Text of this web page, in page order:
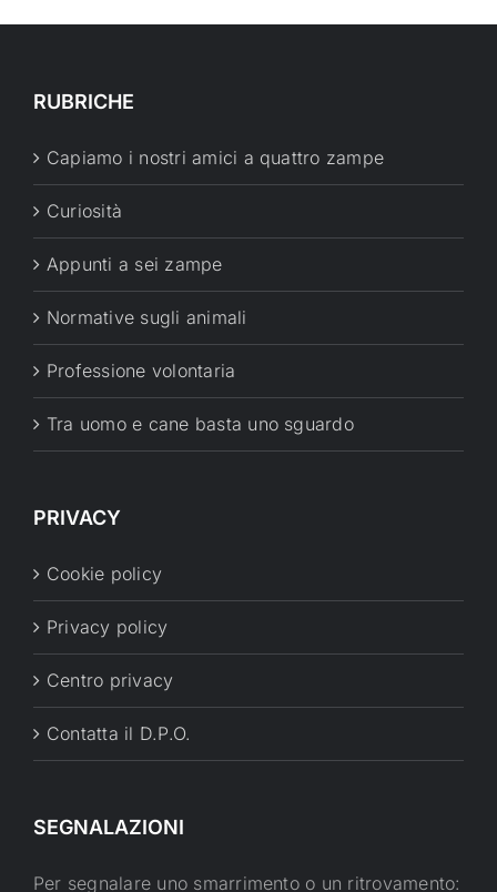
RUBRICHE
Capiamo i nostri amici a quattro zampe
Curiosità
Appunti a sei zampe
Normative sugli animali
Professione volontaria
Tra uomo e cane basta uno sguardo
PRIVACY
Cookie policy
Privacy policy
Centro privacy
Contatta il D.P.O.
SEGNALAZIONI
Per segnalare uno smarrimento o un ritrovamento: